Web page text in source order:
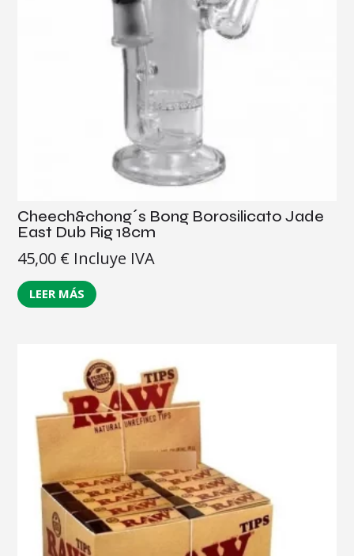
Cheech&chong´s Bong Borosilicato Jade
East Dub Rig 18cm
45,00 € Incluye IVA
LEER MÁS